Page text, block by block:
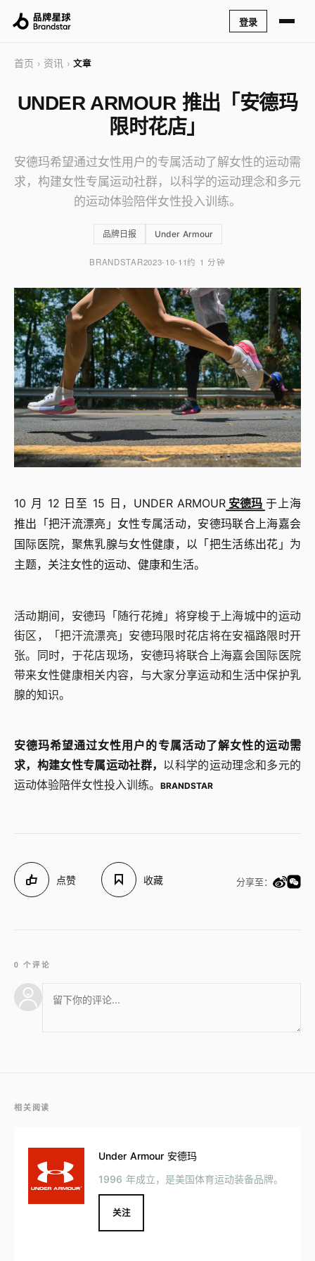
登录
首页 › 资讯 › 文章
UNDER ARMOUR 推出「安德玛
限时花店」
安德玛希望通过女性用户的专属活动了解女性的运动需
求，构建女性专属运动社群，以科学的运动理念和多元
的运动体验陪伴女性投入训练。
品牌日报 Under Armour
BRANDSTAR2023-10-11约 1 分钟
10 月 12 日至 15 日，UNDER ARMOUR 安德玛 于上海
推出「把汗流漂亮」女性专属活动，安德玛联合上海嘉会
国际医院，聚焦乳腺与女性健康，以「把生活练出花」为
主题，关注女性的运动、健康和生活。
活动期间，安德玛「随行花摊」将穿梭于上海城中的运动
街区，「把汗流漂亮」安德玛限时花店将在安福路限时开
张。同时，于花店现场，安德玛将联合上海嘉会国际医院
带来女性健康相关内容，与大家分享运动和生活中保护乳
腺的知识。
安德玛希望通过女性用户的专属活动了解女性的运动需
求，构建女性专属运动社群， 以科学的运动理念和多元的
运动体验陪伴女性投入训练。
BRANDSTAR
点赞 收藏 分享至：
0 个评论
相关阅读
Under Armour 安德玛
1996 年成立，是美国体育运动装备品牌。
关注